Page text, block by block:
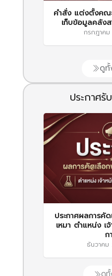
คำสั่ง แต่งตั้งคณ
เก็บข้อมูลคลัง
กรกฎาค
ดู
ประกาศรั
ประกาศผลการคั
เหมา ตำแหน่ง
ก
ธันวาค